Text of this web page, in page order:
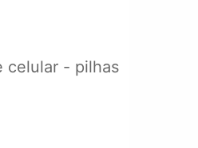
celular - pilhas